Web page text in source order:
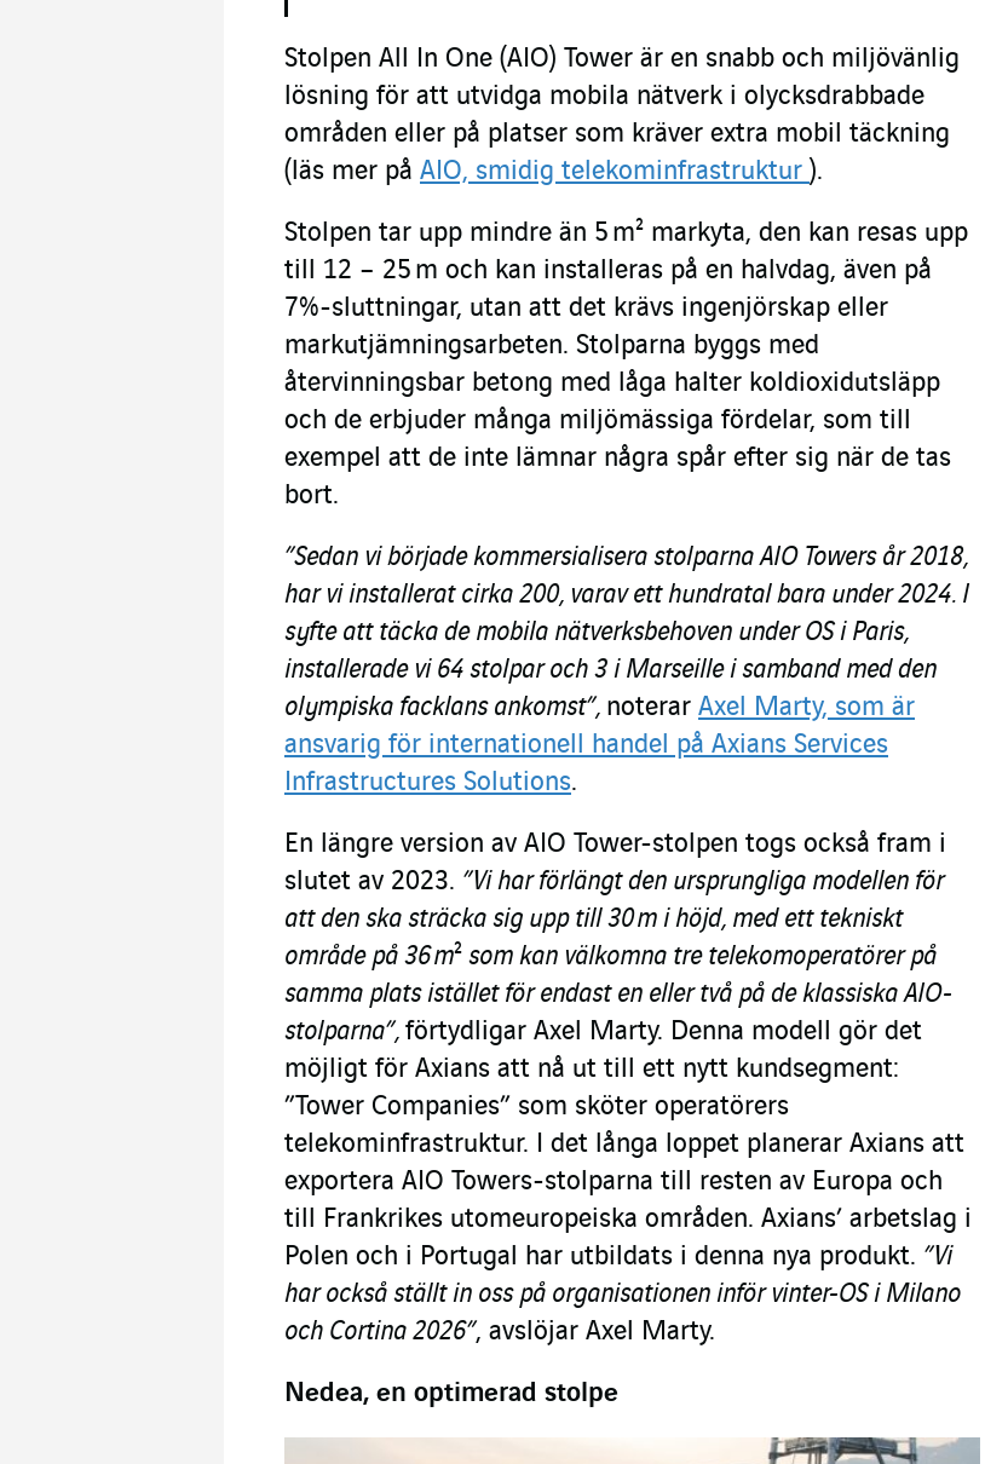
Stolpen All In One (AIO) Tower är en snabb och miljövänlig
lösning för att utvidga mobila nätverk i olycksdrabbade
områden eller på platser som kräver extra mobil täckning
(läs mer på AIO, smidig telekominfrastruktur ).
Stolpen tar upp mindre än 5 m² markyta, den kan resas upp
till 12 – 25 m och kan installeras på en halvdag, även på
7%-sluttningar, utan att det krävs ingenjörskap eller
markutjämningsarbeten. Stolparna byggs med
återvinningsbar betong med låga halter koldioxidutsläpp
och de erbjuder många miljömässiga fördelar, som till
exempel att de inte lämnar några spår efter sig när de tas
bort.
”Sedan vi började kommersialisera stolparna AIO Towers år 2018,
har vi installerat cirka 200, varav ett hundratal bara under 2024. I
syfte att täcka de mobila nätverksbehoven under OS i Paris,
installerade vi 64 stolpar och 3 i Marseille i samband med den
olympiska facklans ankomst”, noterar Axel Marty, som är
ansvarig för internationell handel på Axians Services
Infrastructures Solutions.
En längre version av AIO Tower-stolpen togs också fram i
slutet av 2023. ”Vi har förlängt den ursprungliga modellen för
att den ska sträcka sig upp till 30 m i höjd, med ett tekniskt
område på 36 m² som kan välkomna tre telekomoperatörer på
samma plats istället för endast en eller två på de klassiska AIO-
stolparna”, förtydligar Axel Marty. Denna modell gör det
möjligt för Axians att nå ut till ett nytt kundsegment:
”Tower Companies” som sköter operatörers
telekominfrastruktur. I det långa loppet planerar Axians att
exportera AIO Towers-stolparna till resten av Europa och
till Frankrikes utomeuropeiska områden. Axians’ arbetslag i
Polen och i Portugal har utbildats i denna nya produkt. ”Vi
har också ställt in oss på organisationen inför vinter-OS i Milano
och Cortina 2026”, avslöjar Axel Marty.
Nedea, en optimerad stolpe